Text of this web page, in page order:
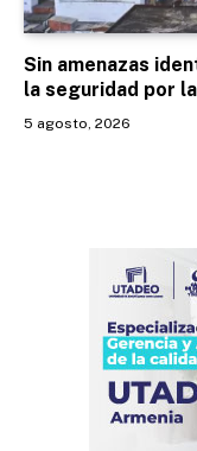
Sin amenazas
la seguridad por
5 agosto, 2026